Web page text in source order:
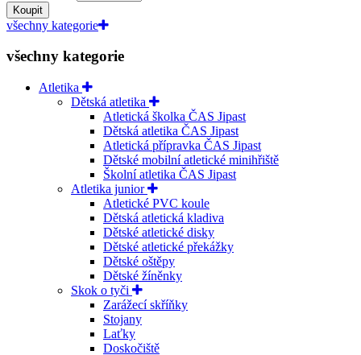
Koupit
všechny kategorie
všechny kategorie
Atletika
Dětská atletika
Atletická školka ČAS Jipast
Dětská atletika ČAS Jipast
Atletická přípravka ČAS Jipast
Dětské mobilní atletické minihřiště
Školní atletika ČAS Jipast
Atletika junior
Atletické PVC koule
Dětská atletická kladiva
Dětské atletické disky
Dětské atletické překážky
Dětské oštěpy
Dětské žíněnky
Skok o tyči
Zarážecí skříňky
Stojany
Laťky
Doskočiště